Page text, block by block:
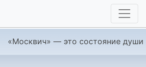
«Москвич» — это состояние души